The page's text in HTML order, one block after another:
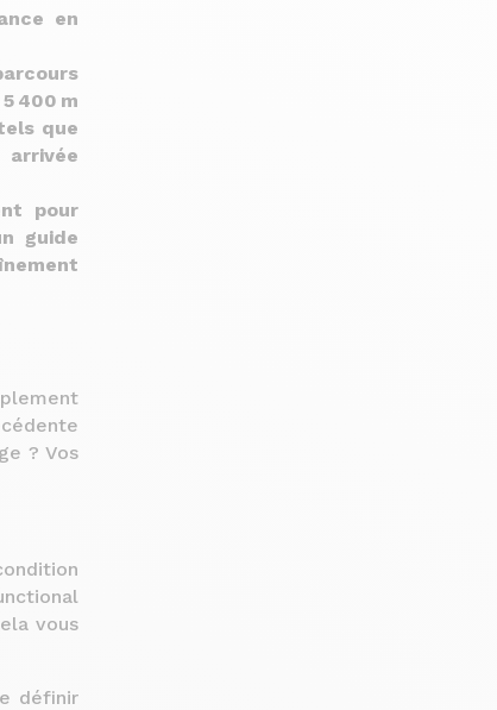
en
400 m
que
pour
guide
? Vos
vous
définir